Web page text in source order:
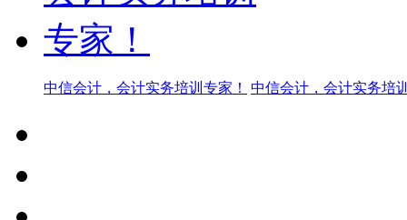
中信会计，会计实务培训专家！ 中信会计，会计实务培